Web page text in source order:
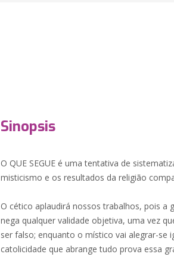
Sinopsis
O QUE SEGUE é uma tentativa de
misticismo e os resultados da religião
O cético aplaudirá nossos trabalhos, pois a
nega qualquer validade objetiva, uma vez
ser falso; enquanto o místico vai alegrar-se
catolicidade que abrange tudo prova essa